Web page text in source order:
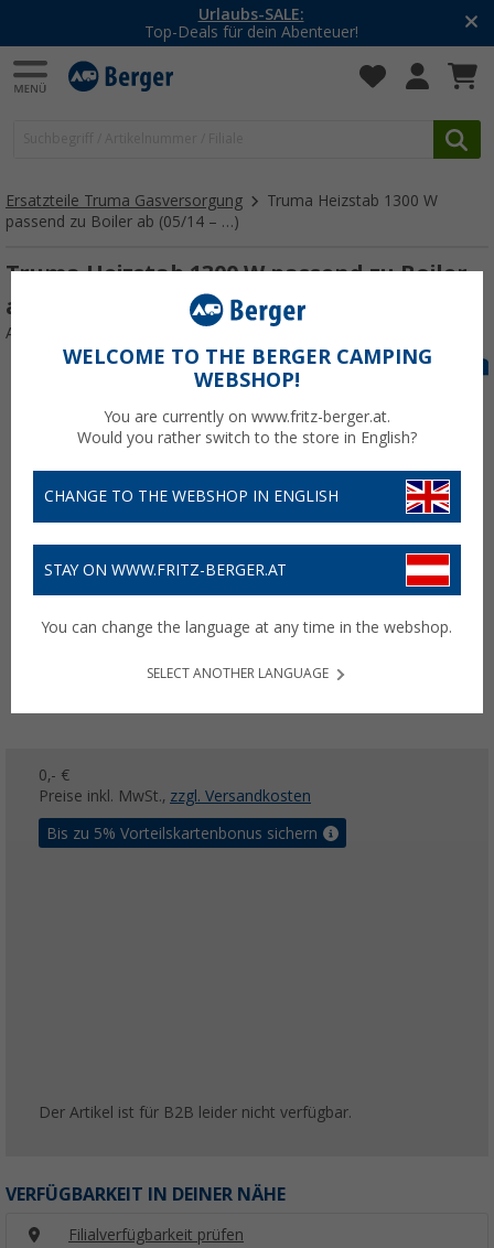
Urlaubs-SALE:
Top-Deals für dein Abenteuer!
Ersatzteile Truma Gasversorgung
Truma Heizstab 1300 W
passend zu Boiler ab (05/14 – …)
Truma Heizstab 1300 W passend zu Boiler
ab (05/14 – …)
Art.-Nr.: Heizstab230V1300W117403
0,- €
Preise inkl. MwSt., zzgl. Versandkosten
Bis zu 5% Vorteilskartenbonus sichern
Der Artikel ist für B2B leider nicht verfügbar.
VERFÜGBARKEIT IN DEINER NÄHE
Filialverfügbarkeit prüfen
WELCOME TO THE BERGER CAMPING
WEBSHOP!
You are currently on www.fritz-berger.at.
Would you rather switch to the store in English?
CHANGE TO THE WEBSHOP IN ENGLISH
STAY ON WWW.FRITZ-BERGER.AT
You can change the language at any time in the webshop.
SELECT ANOTHER LANGUAGE